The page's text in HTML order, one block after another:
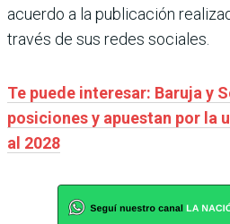
acuerdo a la publicación
través de sus redes sociales.
Te puede interesar: Baruja y
posiciones y apuestan por la
al 2028